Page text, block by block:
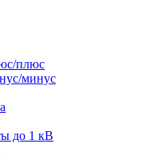
плюс
минус
до 1 кВ